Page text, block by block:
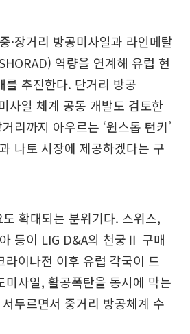
·장거리 방공미사일과 라인메탈
역량을 연계해 유럽 현
를 추진한다. 단거리 방공
사일 체계 공동 개발도 검토한
리까지 아우르는 ‘원스톱 턴키’
나토 시장에 제공하겠다는 구
확대되는 분위기다. 스위스,
등이 LIG D&A의 천궁Ⅱ 구매
라이나전 이후 유럽 각국이 드
미사일, 활공폭탄을 동시에 막는
두르면서 중거리 방공체계 수